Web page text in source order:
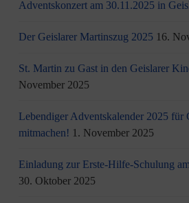
Adventskonzert am 30.11.2025 in
Der Geislarer Martinszug 2025 16.
St. Martin zu Gast in den Geislarer
November 2025
Lebendiger Adventskalender 2025 für
mitmachen! 1. November 2025
Einladung zur Erste-Hilfe-Schulung
30. Oktober 2025